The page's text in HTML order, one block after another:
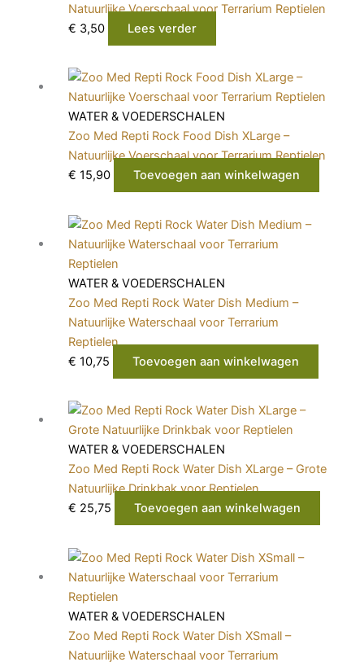
Natuurlijke Voerschaal voor Terrarium Reptielen
€ 3,50 Lees verder
WATER & VOEDERSCHALEN
Zoo Med Repti Rock Food Dish XLarge –
Natuurlijke Voerschaal voor Terrarium Reptielen
€ 15,90 Toevoegen aan winkelwagen
WATER & VOEDERSCHALEN
Zoo Med Repti Rock Water Dish Medium –
Natuurlijke Waterschaal voor Terrarium
Reptielen
€ 10,75 Toevoegen aan winkelwagen
WATER & VOEDERSCHALEN
Zoo Med Repti Rock Water Dish XLarge – Grote
Natuurlijke Drinkbak voor Reptielen
€ 25,75 Toevoegen aan winkelwagen
WATER & VOEDERSCHALEN
Zoo Med Repti Rock Water Dish XSmall –
Natuurlijke Waterschaal voor Terrarium